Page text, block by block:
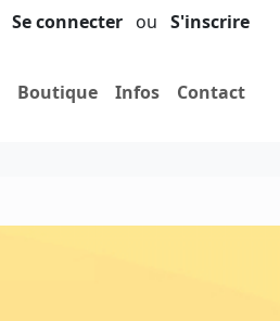
Se connecter ou S'inscrire
Boutique Infos Contact